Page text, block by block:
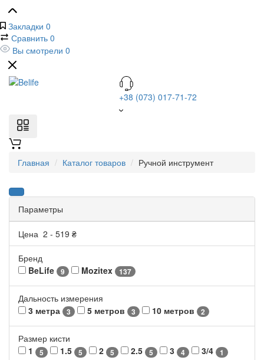
Закладки 0
Сравнить 0
Вы смотрели 0
+38 (073) 017-71-72
Главная Каталог товаров Ручной инструмент
Параметры
Цена 2 - 519 ₴
Бренд
BeLife
9 Mozitex 137
Дальность измерения
3 метра
3 5 метров 3 10 метров 2
Размер кисти
1
5 1.5 5 2 5 2.5 5 3 4 3/4 1